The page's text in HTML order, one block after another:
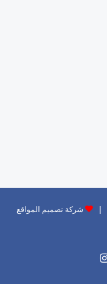
شركة تصميم المواقع
انستقرام